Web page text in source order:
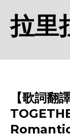
拉里
【歌詞